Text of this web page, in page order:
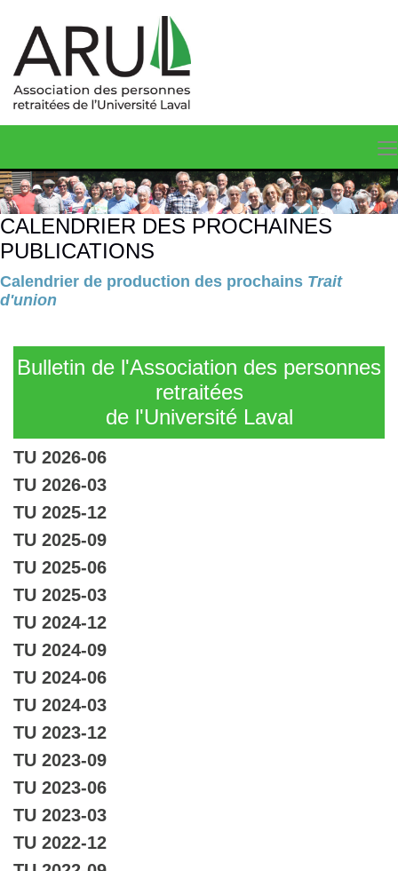
CALENDRIER DES PROCHAINES
PUBLICATIONS
Calendrier de production des prochains Trait
d'union
Bulletin de l'Association des personnes
retraitées
de l'Université Laval
TU 2026-06
TU 2026-03
TU 2025-12
TU 2025-09
TU 2025-06
TU 2025-03
TU 2024-12
TU 2024-09
TU 2024-06
TU 2024-03
TU 2023-12
TU 2023-09
TU 2023-06
TU 2023-03
TU 2022-12